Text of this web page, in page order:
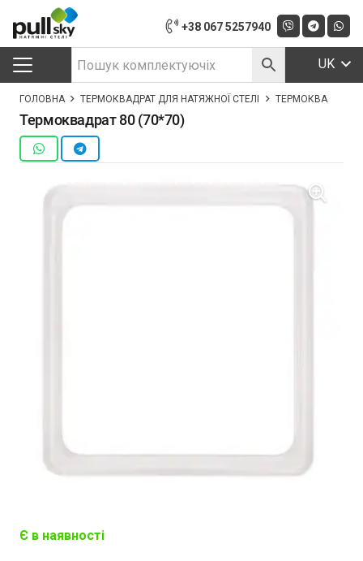
+38 067 5257940
UK
ГОЛОВНА ТЕРМОКВАДРАТ ДЛЯ НАТЯЖНОЇ СТЕЛІ ТЕРМОКВАДРАТ
Термоквадрат 80 (70*70)
Є в наявності